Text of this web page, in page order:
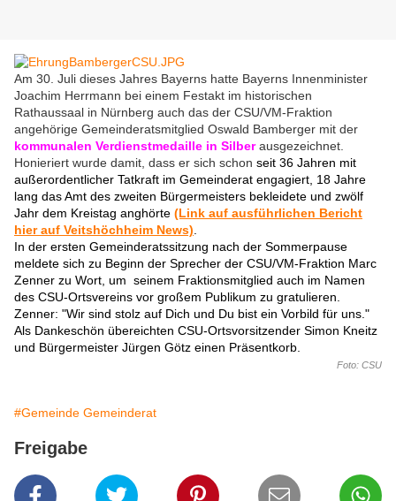
Am 30. Juli dieses Jahres Bayerns hatte Bayerns Innenminister
Joachim Herrmann bei einem Festakt im historischen
Rathaussaal in Nürnberg auch das der CSU/VM-Fraktion
angehörige Gemeinderatsmitglied Oswald Bamberger mit der
kommunalen Verdienstmedaille in Silberausgezeichnet.
Honieriert wurde damit, dass er sich schon seit 36 Jahren mit
außerordentlicher Tatkraft im Gemeinderat engagiert, 18 Jahre
lang das Amt des zweiten Bürgermeisters bekleidete und zwölf
Jahr dem Kreistag anghörte (Link auf ausführlichen Bericht
hier auf Veitshöchheim News)
In der ersten Gemeinderatssitzung nach der Sommerpause
meldete sich zu Beginn der Sprecher der CSU/VM-Fraktion Marc
Zenner zu Wort, um seinem Fraktionsmitglied auch im Namen
des CSU-Ortsvereins vor großem Publikum zu gratulieren.
Zenner: "Wir sind stolz auf Dich und Du bist ein Vorbild für uns."
Als Dankeschön übereichten CSU-Ortsvorsitzender Simon Kneitz
und Bürgermeister Jürgen Götz einen Präsentkorb.
Foto: CSU
#Gemeinde Gemeinderat
Freigabe